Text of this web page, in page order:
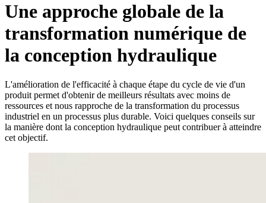
Une approche globale de la
transformation numérique de
la conception hydraulique
L'amélioration de l'efficacité à chaque étape du cycle de vie d'un
produit permet d'obtenir de meilleurs résultats avec moins de
ressources et nous rapproche de la transformation du processus
industriel en un processus plus durable. Voici quelques conseils sur
la manière dont la conception hydraulique peut contribuer à atteindre
cet objectif.